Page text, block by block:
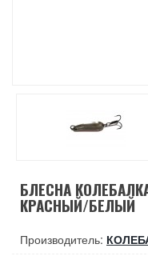
БЛЕСНА
КРАСНЫЙ/БЕЛЫЙ
Производитель: